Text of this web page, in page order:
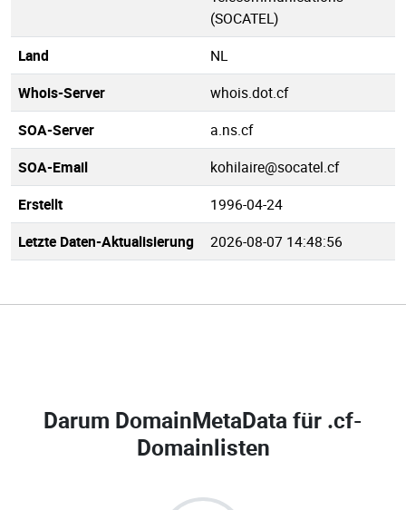
(SOCATEL)
Land
NL
Whois-Server
whois.dot.cf
SOA-Server
a.ns.cf
SOA-Email
kohilaire@socatel.cf
Erstellt
1996-04-24
Letzte Daten-Aktualisierung
2026-08-07 14:48:56
Darum DomainMetaData für .cf-
Domainlisten